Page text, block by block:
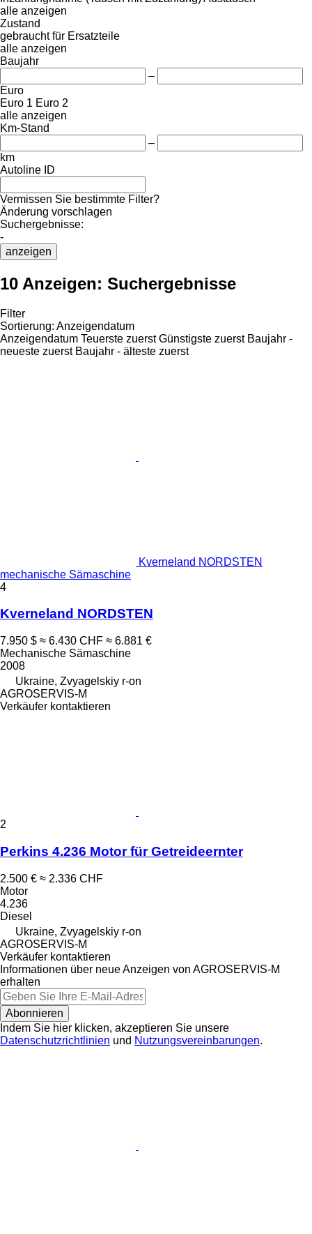
alle anzeigen
Zustand
gebraucht für Ersatzteile
alle anzeigen
Baujahr
–
Euro
Euro 1 Euro 2
alle anzeigen
Km-Stand
–
km
Autoline ID
Vermissen Sie bestimmte Filter?
Änderung vorschlagen
Suchergebnisse:
-
anzeigen
10 Anzeigen: Suchergebnisse
Filter
Sortierung: Anzeigendatum
Anzeigendatum Teuerste zuerst Günstigste zuerst Baujahr -
neueste zuerst Baujahr - älteste zuerst
Kverneland NORDSTEN
mechanische Sämaschine
4
Kverneland NORDSTEN
7.950 $ ≈ 6.430 CHF ≈ 6.881 €
Mechanische Sämaschine
2008
Ukraine, Zvyagelskiy r-on
AGROSERVIS-M
Verkäufer kontaktieren
2
Perkins 4.236 Motor für Getreideernter
2.500 € ≈ 2.336 CHF
Motor
4.236
Diesel
Ukraine, Zvyagelskiy r-on
AGROSERVIS-M
Verkäufer kontaktieren
Informationen über neue Anzeigen von AGROSERVIS-M
erhalten
Abonnieren
Indem Sie hier klicken, akzeptieren Sie unsere
Datenschutzrichtlinien und Nutzungsvereinbarungen.